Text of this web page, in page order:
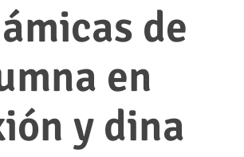
de
en
y dina